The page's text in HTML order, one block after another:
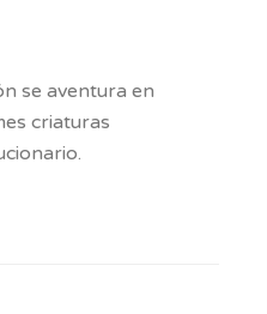
se aventura en
criaturas